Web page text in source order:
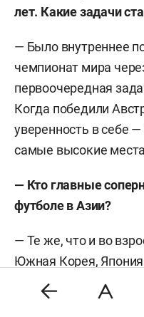
лет. Какие задачи
— Было внутреннее
чемпионат мира
первоочередная
Когда победили
уверенность в себе
самые высокие
— Кто главные
футболе в Азии?
— Те же, что и во
Южная Корея,
Ирак — они сильно